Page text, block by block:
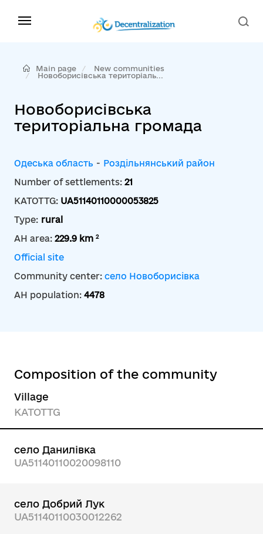
Main page
New communities
Новоборисівська територіаль...
Новоборисівська
територіальна громада
Одеська область - Роздільнянський район
Number of settlements: 21
KATOTTG: UA51140110000053825
Type: rural
AH area: 229.9 km 2
Official site
Community center: село Новоборисівка
AH population: 4478
Composition of the community
Village
KATOTTG
село Данилівка
UA51140110020098110
село Добрий Лук
UA51140110030012262